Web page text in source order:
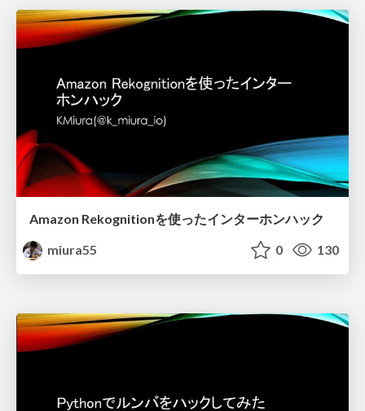
Amazon Rekognitionを使ったインターホンハック
miura55
0 130